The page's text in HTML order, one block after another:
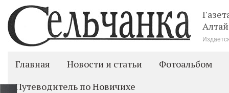
Главная Новости и статьи
Фотоальбом
Путеводитель по Новичихе